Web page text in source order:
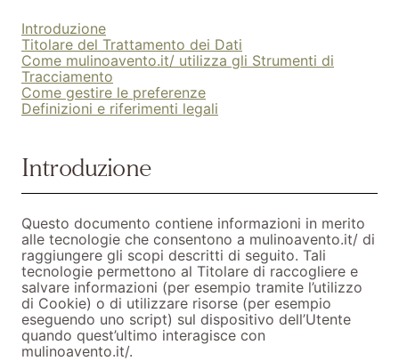
Introduzione
Titolare del Trattamento dei Dati
Come mulinoavento.it/ utilizza gli Strumenti di
Tracciamento
Come gestire le preferenze
Definizioni e riferimenti legali
Introduzione
Questo documento contiene informazioni in merito
alle tecnologie che consentono a mulinoavento.it/ di
raggiungere gli scopi descritti di seguito. Tali
tecnologie permettono al Titolare di raccogliere e
salvare informazioni (per esempio tramite l’utilizzo
di Cookie) o di utilizzare risorse (per esempio
eseguendo uno script) sul dispositivo dell’Utente
quando quest’ultimo interagisce con
mulinoavento.it/.